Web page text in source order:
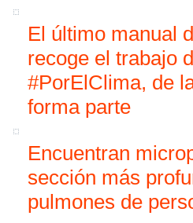
El último manual
recoge el trabajo
#PorElClima, de
forma parte
Encuentran
sección más
pulmones de